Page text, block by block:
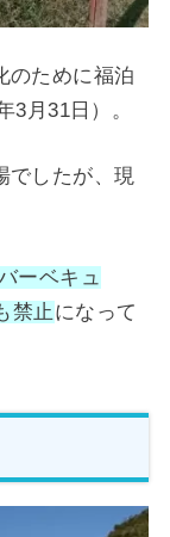
のために福泊
3月31日）。
でしたが、現
ーベキュ
禁止になって